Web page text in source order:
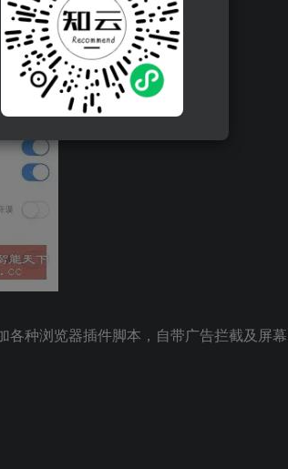
种浏览器插件脚本，自带广告拦截及屏幕